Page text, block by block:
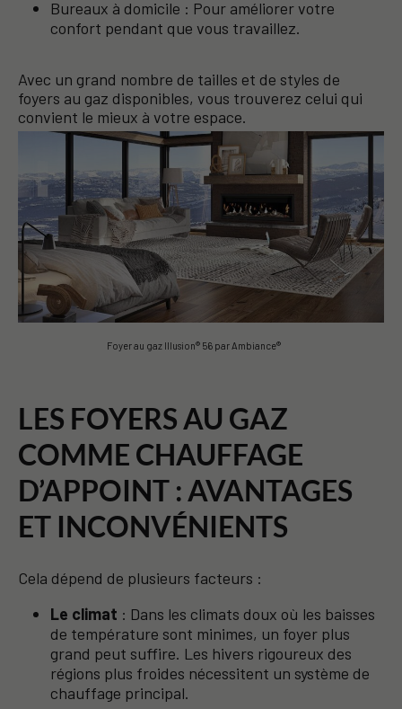
Bureaux à domicile : Pour améliorer votre
confort pendant que vous travaillez.
Avec un grand nombre de tailles et de styles de
foyers au gaz disponibles, vous trouverez celui qui
convient le mieux à votre espace.
Foyer au gaz Illusion® 56 par Ambiance®
LES FOYERS AU GAZ
COMME CHAUFFAGE
D’APPOINT : AVANTAGES
ET INCONVÉNIENTS
Cela dépend de plusieurs facteurs :
Le climat : Dans les climats doux où les baisses
de température sont minimes, un foyer plus
grand peut suffire. Les hivers rigoureux des
régions plus froides nécessitent un système de
chauffage principal.